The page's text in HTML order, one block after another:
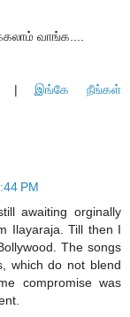
வாங்க....
|இங்கே நீங்கள்
PM
awaiting orginally
Ilayaraja. Till then I
The songs
which do not blend
compromise was